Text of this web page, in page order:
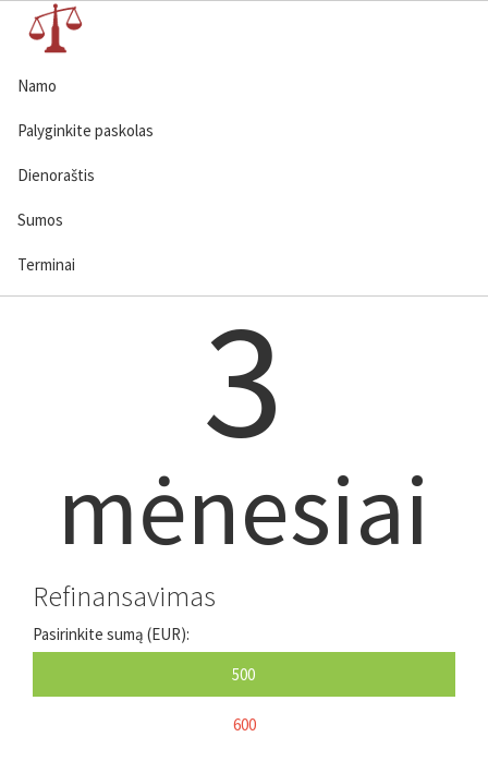
Namo
Palyginkite paskolas
Dienoraštis
Sumos
Terminai
3
mėnesiai
Refinansavimas
Pasirinkite sumą (EUR):
500
600